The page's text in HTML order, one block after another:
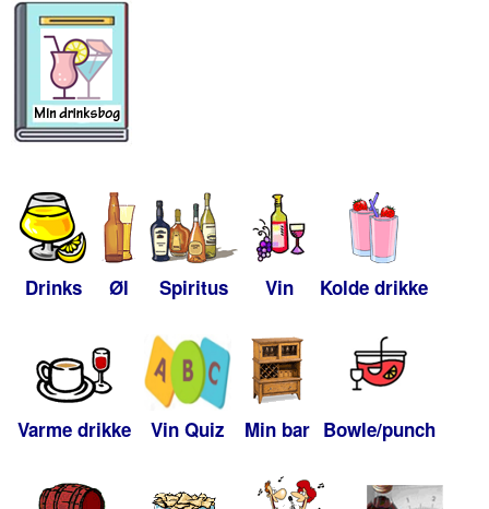
Drinks Øl Spiritus Vin Kolde drikke
Varme drikke Vin Quiz Min bar Bowle/punch